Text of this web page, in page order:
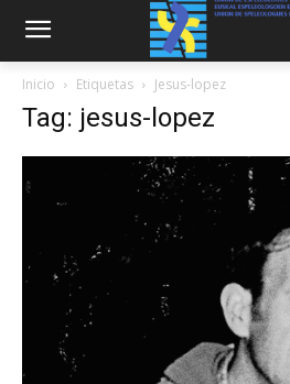
Inicio Etiquetas Jesus-lopez
Tag: jesus-lopez